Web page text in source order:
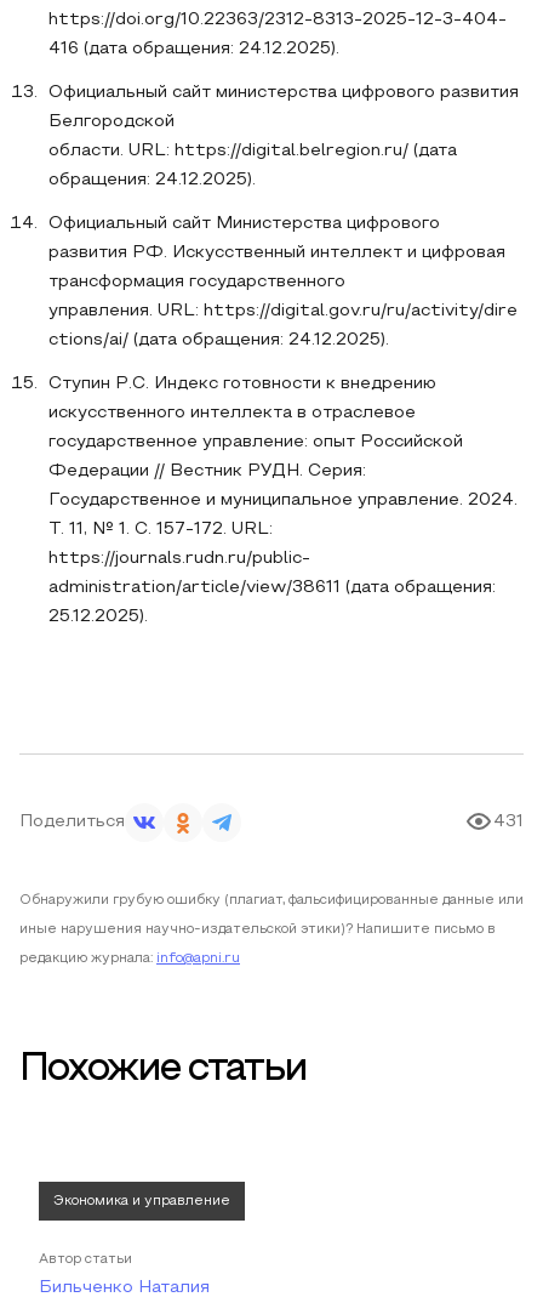
https://doi.org/10.22363/2312-8313-2025-12-3-404-
416 (дата обращения: 24.12.2025).
Официальный сайт министерства цифрового развития
Белгородской
области. URL: https://digital.belregion.ru/ (дата
обращения: 24.12.2025).
Официальный сайт Министерства цифрового
развития РФ. Искусственный интеллект и цифровая
трансформация государственного
управления. URL: https://digital.gov.ru/ru/activity/dire
ctions/ai/ (дата обращения: 24.12.2025).
Ступин Р.С. Индекс готовности к внедрению
искусственного интеллекта в отраслевое
государственное управление: опыт Российской
Федерации // Вестник РУДН. Серия:
Государственное и муниципальное управление. 2024.
Т. 11, № 1. С. 157-172. URL:
https://journals.rudn.ru/public-
administration/article/view/38611 (дата обращения:
25.12.2025).
Поделиться 431
Обнаружили грубую ошибку (плагиат, фальсифицированные данные или
иные нарушения научно-издательской этики)? Напишите письмо в
редакцию журнала: info@apni.ru
Похожие статьи
Экономика и управление
Автор статьи
Бильченко Наталия